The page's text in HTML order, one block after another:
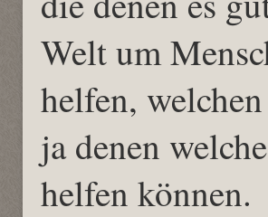
Welt um
helfen,
ja denen
helfen können.